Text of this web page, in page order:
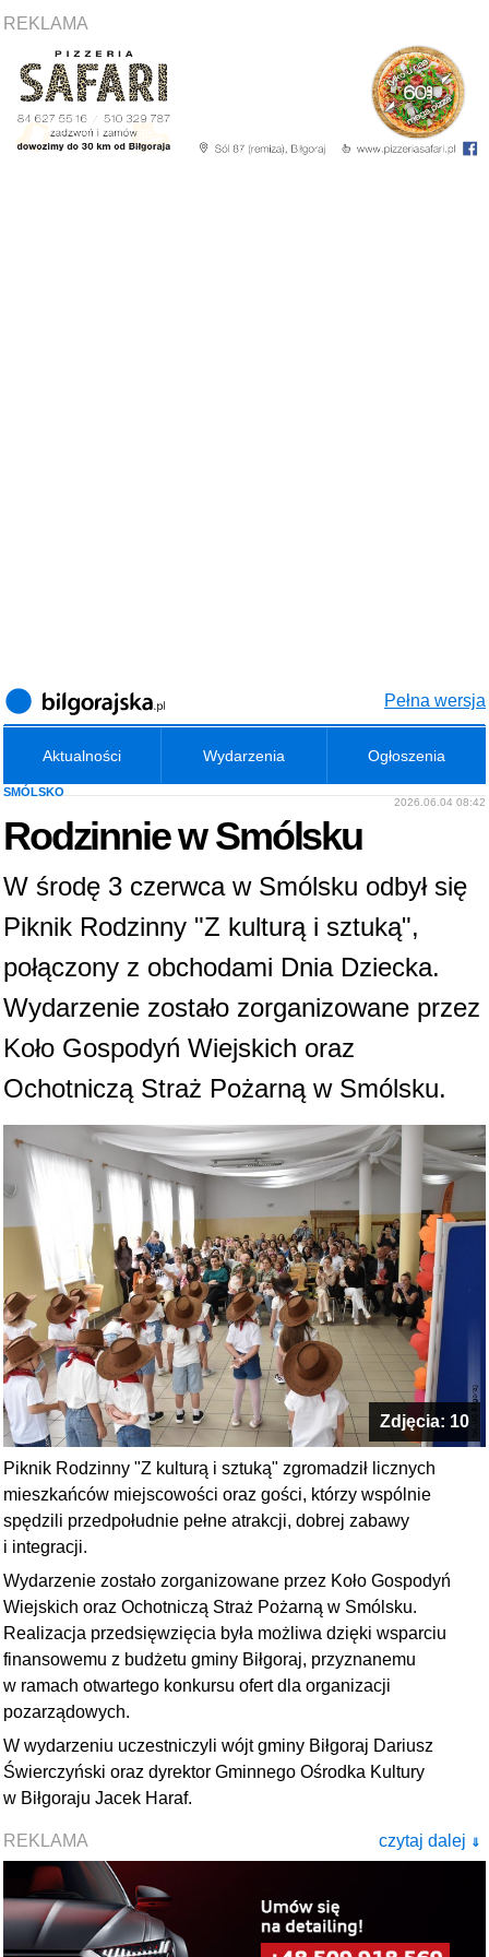
REKLAMA
Pełna wersja
Aktualności Wydarzenia Ogłoszenia
SMÓLSKO
2026.06.04 08:42
Rodzinnie w Smólsku
W środę 3 czerwca w Smólsku odbył się
Piknik Rodzinny "Z kulturą i sztuką",
połączony z obchodami Dnia Dziecka.
Wydarzenie zostało zorganizowane przez
Koło Gospodyń Wiejskich oraz
Ochotniczą Straż Pożarną w Smólsku.
Zdjęcia: 10
Piknik Rodzinny "Z kulturą i sztuką" zgromadził licznych
mieszkańców miejscowości oraz gości, którzy wspólnie
spędzili przedpołudnie pełne atrakcji, dobrej zabawy
i integracji.
Wydarzenie zostało zorganizowane przez Koło Gospodyń
Wiejskich oraz Ochotniczą Straż Pożarną w Smólsku.
Realizacja przedsięwzięcia była możliwa dzięki wsparciu
finansowemu z budżetu gminy Biłgoraj, przyznanemu
w ramach otwartego konkursu ofert dla organizacji
pozarządowych.
W wydarzeniu uczestniczyli wójt gminy Biłgoraj Dariusz
Świerczyński oraz dyrektor Gminnego Ośrodka Kultury
w Biłgoraju Jacek Haraf.
czytaj dalej ⇓
REKLAMA